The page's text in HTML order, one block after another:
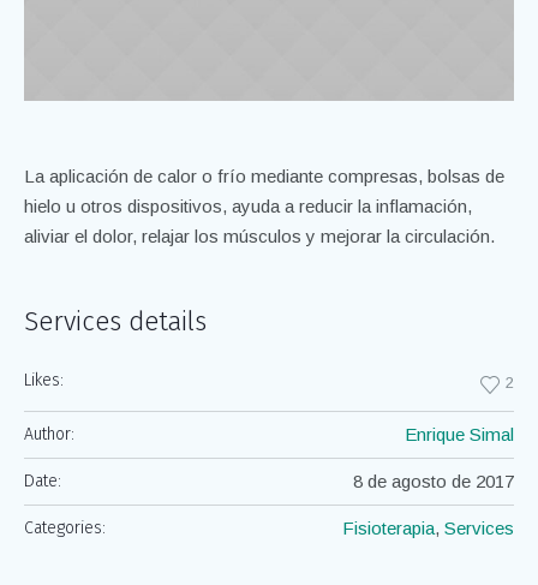
La aplicación de calor o frío mediante compresas, bolsas de
hielo u otros dispositivos, ayuda a reducir la inflamación,
aliviar el dolor, relajar los músculos y mejorar la circulación.
Services details
Likes: 2
Author: Enrique Simal
Date: 8 de agosto de 2017
Categories: Fisioterapia, Services